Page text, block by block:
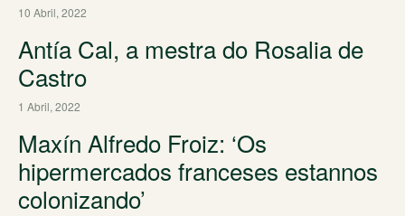
10 Abril, 2022
Antía Cal, a mestra do Rosalia de
Castro
1 Abril, 2022
Maxín Alfredo Froiz: ‘Os
hipermercados franceses estannos
colonizando’